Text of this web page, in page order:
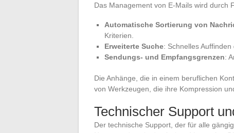
Das Management von E-Mails wird durch
Automatische Sortierung von
Kriterien.
Erweiterte Suche: Schnelles
Sendungs- und Empfangsgrenzen:
Die Anhänge, die in einem beruflichen
von Werkzeugen, die ihre Kompression
Technischer Support
Der technische Support, der für alle